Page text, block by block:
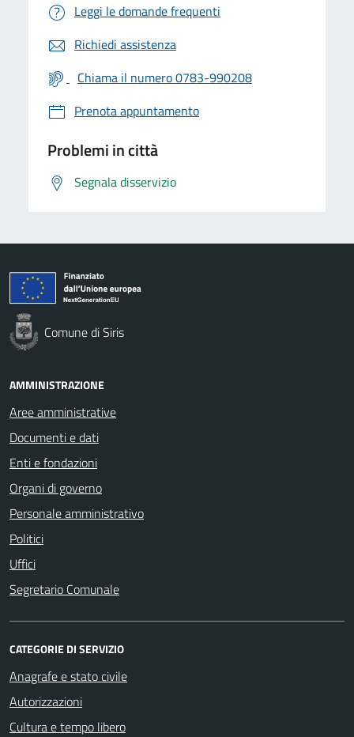
Leggi le domande frequenti
Richiedi assistenza
Chiama il numero 0783-990208
Prenota appuntamento
Problemi in città
Segnala disservizio
Comune di Siris
AMMINISTRAZIONE
Aree amministrative
Documenti e dati
Enti e fondazioni
Organi di governo
Personale amministrativo
Politici
Uffici
Segretario Comunale
CATEGORIE DI SERVIZIO
Anagrafe e stato civile
Autorizzazioni
Cultura e tempo libero